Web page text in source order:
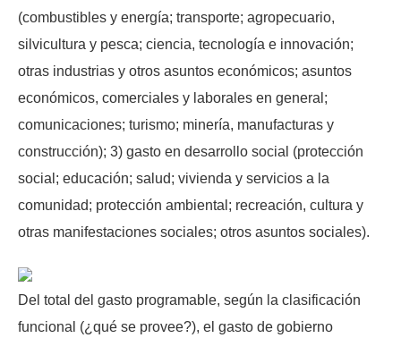
(combustibles y energía; transporte; agropecuario,
silvicultura y pesca; ciencia, tecnología e innovación;
otras industrias y otros asuntos económicos; asuntos
económicos, comerciales y laborales en general;
comunicaciones; turismo; minería, manufacturas y
construcción); 3) gasto en desarrollo social (protección
social; educación; salud; vivienda y servicios a la
comunidad; protección ambiental; recreación, cultura y
otras manifestaciones sociales; otros asuntos sociales).
Del total del gasto programable, según la clasificación
funcional (¿qué se provee?), el gasto de gobierno